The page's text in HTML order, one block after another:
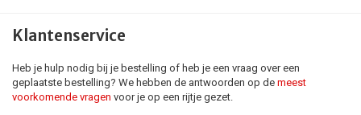
Klantenservice
Heb je hulp nodig bij je bestelling of heb je een vraag over een
geplaatste bestelling? We hebben de antwoorden op de meest
voorkomende vragen voor je op een rijtje gezet.